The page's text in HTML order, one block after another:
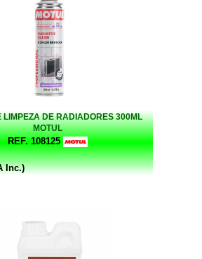
LIMPEZA DE RADIADORES 300ML
MOTUL
REF. 108125
Inc.)